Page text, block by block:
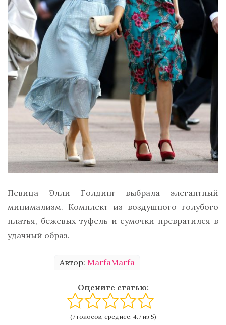
Певица Элли Голдинг выбрала элегантный
минимализм. Комплект из воздушного голубого
платья, бежевых туфель и сумочки превратился в
удачный образ.
Автор: MarfaMarfa
Оцените статью:
(7 голосов, среднее: 4.7 из 5)